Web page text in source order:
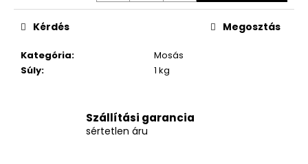
Kategória:
Mosás
Súly: 1 kg
Kérdés Megosztás
Szállítási garancia
sértetlen áru